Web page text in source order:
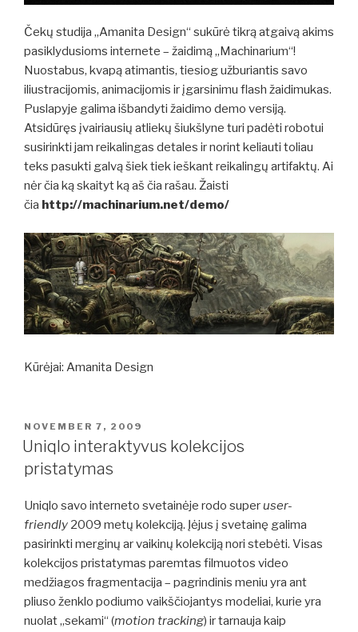
Čekų studija „Amanita Design“ sukūrė tikrą atgaivą akims
pasiklydusioms internete – žaidimą „Machinarium“!
Nuostabus, kvapą atimantis, tiesiog užburiantis savo
iliustracijomis, animacijomis ir įgarsinimu flash žaidimukas.
Puslapyje galima išbandyti žaidimo demo versiją.
Atsidūręs įvairiausių atliekų šiukšlyne turi padėti robotui
susirinkti jam reikalingas detales ir norint keliauti toliau
teks pasukti galvą šiek tiek ieškant reikalingų artifaktų. Ai
nėr čia ką skaityt ką aš čia rašau. Žaisti
čia http://machinarium.net/demo/
Kūrėjai: Amanita Design
POSTED
ON
NOVEMBER 7, 2009
Uniqlo interaktyvus kolekcijos
pristatymas
Uniqlo savo interneto svetainėje rodo superuser-
friendly 2009 metų kolekciją. Įėjus į svetainę galima
pasirinkti merginų ar vaikinų kolekciją nori stebėti. Visas
kolekcijos pristatymas paremtas filmuotos video
medžiagos fragmentacija – pagrindinis meniu yra ant
pliuso ženklo podiumo vaikščiojantys modeliai, kurie yra
nuolat „sekami“ (motion tracking) ir tarnauja kaip